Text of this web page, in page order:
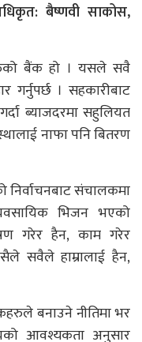
बैष्णवी साकोस,
बैंक हो । यसले सवै
गर्नुपर्छ । सहकारीबाट
ब्याजदरमा सहुलियत
नाफा पनि बितरण
संचालकमा
भिजन भएको
गरेर हैन, काम गरेर
सवैले हाम्रालाई हैन,
बनाउने नीतिमा भर
आवश्यकता अनुसार